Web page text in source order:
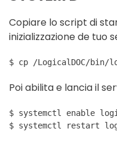
Copiare lo script di
inizializzazione de tuo
$ cp /LogicalDOC/
Poi abilita e lancia il
$ systemctl enable
$ systemctl restart